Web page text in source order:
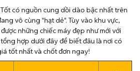
có nguồn cung dồi dào bậc nhất trên
vô cùng "hạt dẻ". Tùy vào khu vực,
những chiếc máy đẹp như mới với
hợp dưới đây để biết đâu là nơi có
tốt nhất và chốt đơn ngay!